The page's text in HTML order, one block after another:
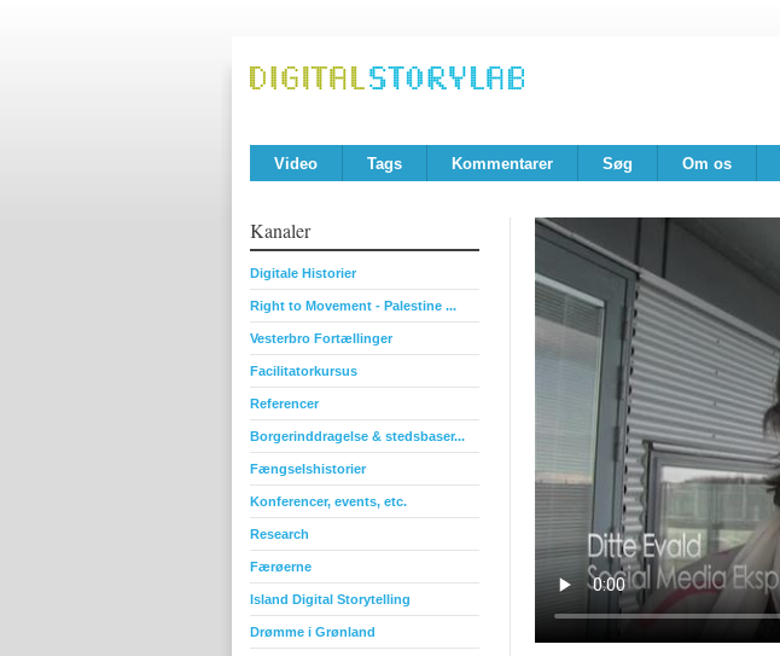
Video Tags Kommentarer Søg Om os
Kanaler
Digitale Historier
Right to Movement - Palestine ...
Vesterbro Fortællinger
Facilitatorkursus
Referencer
Borgerinddragelse & stedsbaser...
Fængselshistorier
Konferencer, events, etc.
Research
Færøerne
Island Digital Storytelling
Drømme i Grønland